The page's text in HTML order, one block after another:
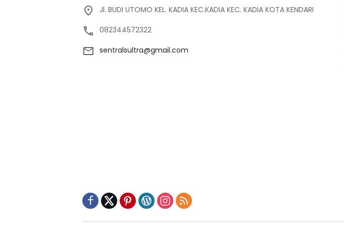
Jl. BUDI UTOMO KEL. KADIA KEC.KADIA KEC. KADIA KOTA KENDARI
082344572322
sentralsultra@gmail.com